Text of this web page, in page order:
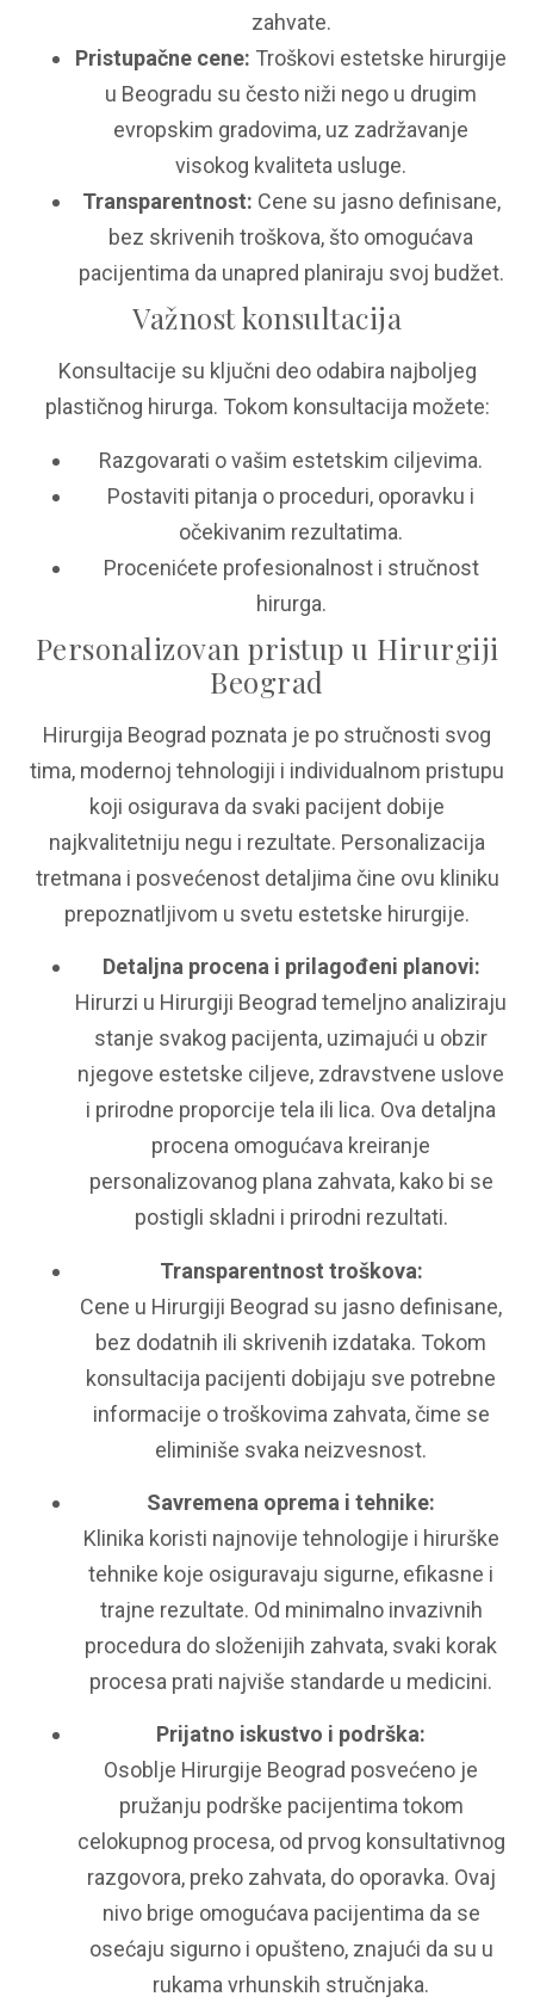
zahvate.
Pristupačne cene: Troškovi estetske hirurgije
u Beogradu su često niži nego u drugim
evropskim gradovima, uz zadržavanje
visokog kvaliteta usluge.
Transparentnost: Cene su jasno definisane,
bez skrivenih troškova, što omogućava
pacijentima da unapred planiraju svoj budžet.
Važnost konsultacija
Konsultacije su ključni deo odabira najboljeg
plastičnog hirurga. Tokom konsultacija možete:
Razgovarati o vašim estetskim ciljevima.
Postaviti pitanja o proceduri, oporavku i
očekivanim rezultatima.
Procenićete profesionalnost i stručnost
hirurga.
Personalizovan pristup u Hirurgiji
Beograd
Hirurgija Beograd poznata je po stručnosti svog
tima, modernoj tehnologiji i individualnom pristupu
koji osigurava da svaki pacijent dobije
najkvalitetniju negu i rezultate. Personalizacija
tretmana i posvećenost detaljima čine ovu kliniku
prepoznatljivom u svetu estetske hirurgije.
Detaljna procena i prilagođeni planovi:
Hirurzi u Hirurgiji Beograd temeljno analiziraju
stanje svakog pacijenta, uzimajući u obzir
njegove estetske ciljeve, zdravstvene uslove
i prirodne proporcije tela ili lica. Ova detaljna
procena omogućava kreiranje
personalizovanog plana zahvata, kako bi se
postigli skladni i prirodni rezultati.
Transparentnost troškova:
Cene u Hirurgiji Beograd su jasno definisane,
bez dodatnih ili skrivenih izdataka. Tokom
konsultacija pacijenti dobijaju sve potrebne
informacije o troškovima zahvata, čime se
eliminiše svaka neizvesnost.
Savremena oprema i tehnike:
Klinika koristi najnovije tehnologije i hirurške
tehnike koje osiguravaju sigurne, efikasne i
trajne rezultate. Od minimalno invazivnih
procedura do složenijih zahvata, svaki korak
procesa prati najviše standarde u medicini.
Prijatno iskustvo i podrška:
Osoblje Hirurgije Beograd posvećeno je
pružanju podrške pacijentima tokom
celokupnog procesa, od prvog konsultativnog
razgovora, preko zahvata, do oporavka. Ovaj
nivo brige omogućava pacijentima da se
osećaju sigurno i opušteno, znajući da su u
rukama vrhunskih stručnjaka.